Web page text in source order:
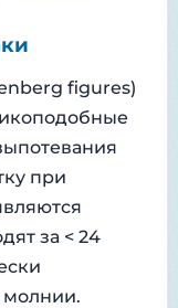
figures)
при
за < 24
молнии.